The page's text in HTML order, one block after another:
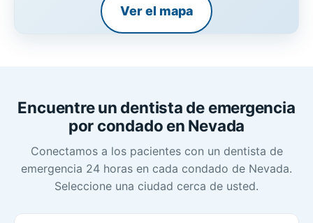
Ver el mapa
Encuentre un dentista de emergencia
por condado en Nevada
Conectamos a los pacientes con un dentista de
emergencia 24 horas en cada condado de Nevada.
Seleccione una ciudad cerca de usted.